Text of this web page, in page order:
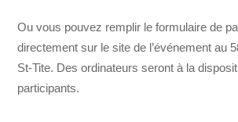
Ou vous pouvez remplir le formulaire de
directement sur le site de l’événement au
St-Tite. Des ordinateurs seront à la
participants.